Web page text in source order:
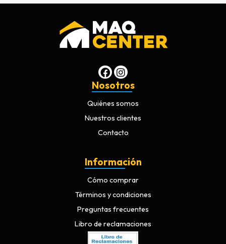
Nosotros
Quiénes somos
Nuestros clientes
Contacto
Información
Cómo comprar
Términos y condiciones
Preguntas frecuentes
Libro de reclamaciones